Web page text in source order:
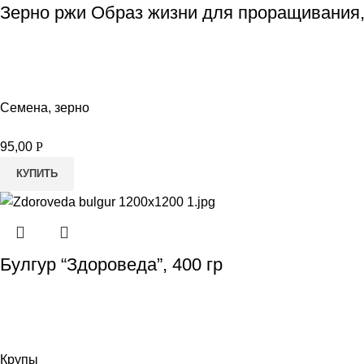
Зерно ржи Образ жизни для
Семена, зерно
95,00 Р
КУПИТЬ
Булгур “Здороведа”, 400 гр
Крупы